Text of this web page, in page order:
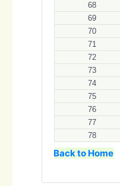
68
69
70
71
72
73
74
75
76
77
78
Back to Home